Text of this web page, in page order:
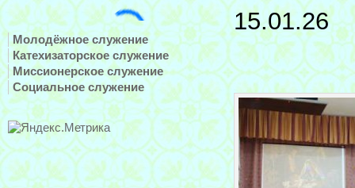
Молодёжное служение
Катехизаторское служение
Миссионерское служение
Социальное служение
15.01.26